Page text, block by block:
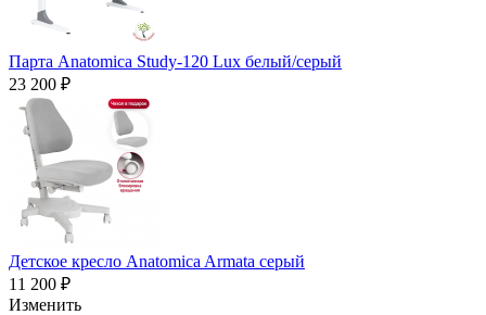
Парта Anatomica Study-120 Lux белый/серый
23 200 ₽
Детское кресло Anatomica Armata серый
11 200 ₽
Изменить